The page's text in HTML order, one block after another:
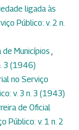
ligada às
Público: v. 2 n.
Municípios ,
3 (1946)
no Serviço
v. 3 n. 3 (1943)
de Oficial
Público: v. 1 n. 2